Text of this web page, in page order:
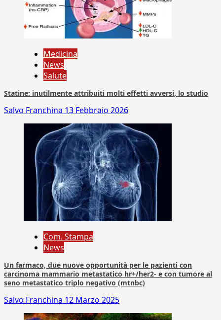
Medicina
News
Salute
Statine: inutilmente attribuiti molti effetti avversi, lo studio
Salvo Franchina 13 Febbraio 2026
Com. Stampa
News
Un farmaco, due nuove opportunità per le pazienti con
carcinoma mammario metastatico hr+/her2- e con tumore al
seno metastatico triplo negativo (mtnbc)
Salvo Franchina 12 Marzo 2025